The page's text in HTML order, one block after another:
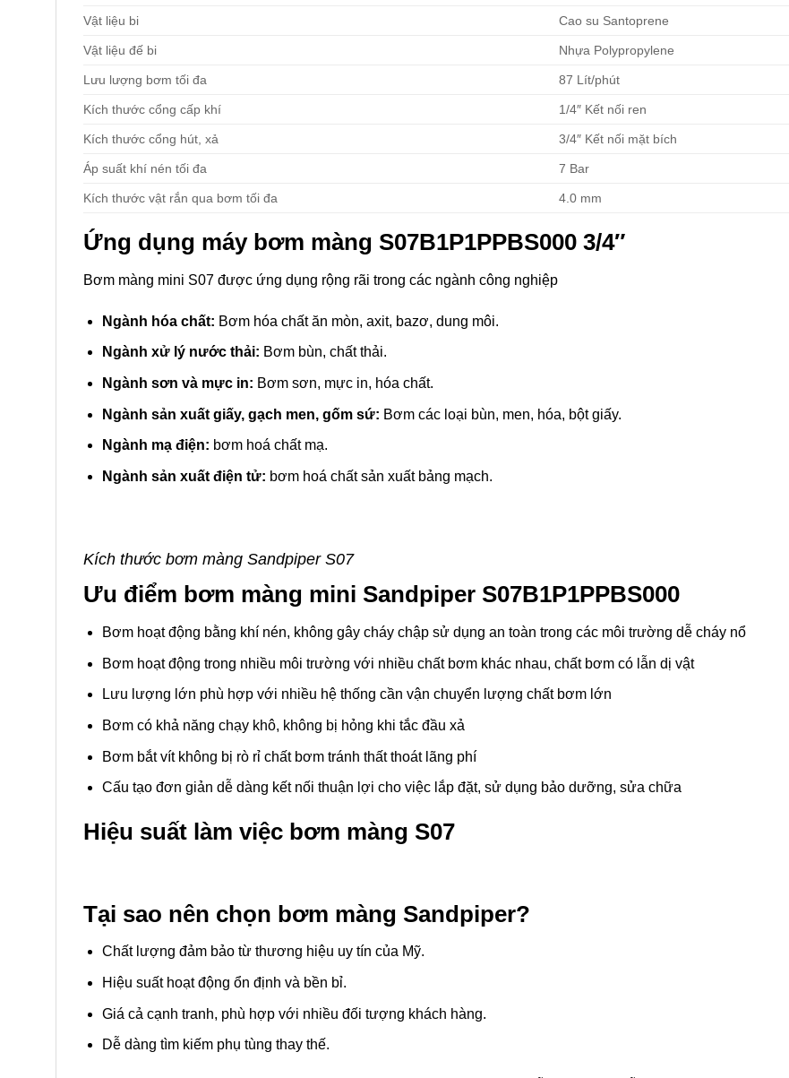
Vật liệu bi Cao su Santoprene
Vật liệu đế bi Nhựa Polypropylene
Lưu lượng bơm tối đa 87 Lít/phút
Kích thước cổng cấp khí 1/4″ Kết nối ren
Kích thước cổng hút, xả 3/4″ Kết nối mặt bích
Áp suất khí nén tối đa 7 Bar
Kích thước vật rắn qua bơm tối đa 4.0 mm
Ứng dụng máy bơm màng S07B1P1PPBS000 3/4″
Bơm màng mini S07 được ứng dụng rộng rãi trong các ngành công nghiệp
Ngành hóa chất: Bơm hóa chất ăn mòn, axit, bazơ, dung môi.
Ngành xử lý nước thải: Bơm bùn, chất thải.
Ngành sơn và mực in: Bơm sơn, mực in, hóa chất.
Ngành sản xuất giấy, gạch men, gốm sứ: Bơm các loại bùn, men, hóa, bột giấy.
Ngành mạ điện: bơm hoá chất mạ.
Ngành sản xuất điện tử: bơm hoá chất sản xuất bảng mạch.
Kích thước bơm màng Sandpiper S07
Ưu điểm bơm màng mini Sandpiper S07B1P1PPBS000
Bơm hoạt động bằng khí nén, không gây cháy chập sử dụng an toàn trong các môi trường dễ cháy nổ
Bơm hoạt động trong nhiều môi trường với nhiều chất bơm khác nhau, chất bơm có lẫn dị vật
Lưu lượng lớn phù hợp với nhiều hệ thống cần vận chuyển lượng chất bơm lớn
Bơm có khả năng chạy khô, không bị hỏng khi tắc đầu xả
Bơm bắt vít không bị rò rỉ chất bơm tránh thất thoát lãng phí
Cấu tạo đơn giản dễ dàng kết nối thuận lợi cho việc lắp đặt, sử dụng bảo dưỡng, sửa chữa
Hiệu suất làm việc bơm màng S07
Tại sao nên chọn bơm màng Sandpiper?
Chất lượng đảm bảo từ thương hiệu uy tín của Mỹ.
Hiệu suất hoạt động ổn định và bền bỉ.
Giá cả cạnh tranh, phù hợp với nhiều đối tượng khách hàng.
Dễ dàng tìm kiếm phụ tùng thay thế.